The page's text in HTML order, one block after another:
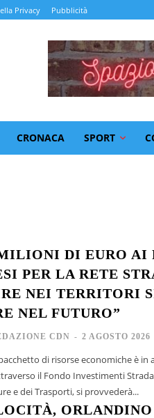
Privacy Pubblicità
CRONACA SPORT
DI EURO AI
PER LA RETE
NEI TERRITORI
NEL FUTURO”
CDN - 2 AGOSTO 2026
di risorse economiche è
il Fondo Investimenti
e dei Trasporti, si provvederà...